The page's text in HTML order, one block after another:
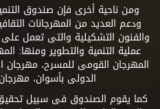
ومن ناحية أخرى فإن صندوق
ودعم العديد من المهرجانات
والفنون التشكيلية والتى تعمل
عملية التنمية والتطوير ومنها:
المهرجان القومى للمسرح، مهرجان
الدولى بأسوان،
كما يقوم الصندوق فى سبيل تحقيق